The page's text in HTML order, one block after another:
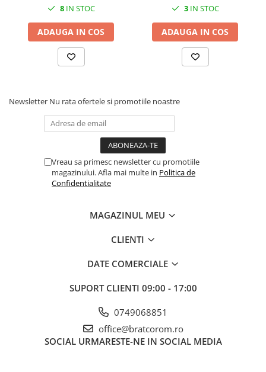
8IN STOC
ADAUGA IN COS
3IN STOC
ADAUGA IN COS
Newsletter Nu rata ofertele si promotiile noastre
Vreau sa primesc newsletter cu promotiile
magazinului. Afla mai multe in Politica de
Confidentialitate
MAGAZINUL MEU
CLIENTI
DATE COMERCIALE
SUPORT CLIENTI 09:00 - 17:00
0749068851
office@bratcorom.ro
SOCIAL URMARESTE-NE IN SOCIAL MEDIA